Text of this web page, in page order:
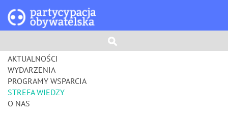
AKTUALNOŚCI
WYDARZENIA
PROGRAMY WSPARCIA
STREFA WIEDZY
O NAS